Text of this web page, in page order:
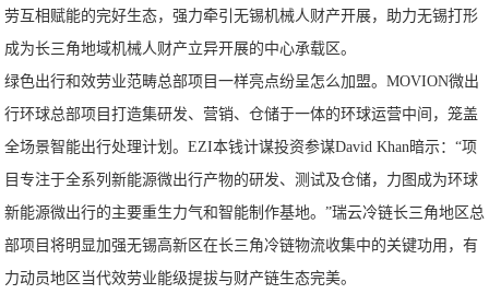
劳互相赋能的完好生态，强力牵引无锡机械人财产开展，助力无锡打形
成为长三角地域机械人财产立异开展的中心承载区。
绿色出行和效劳业范畴总部项目一样亮点纷呈怎么加盟。MOVION微出
行环球总部项目打造集研发、营销、仓储于一体的环球运营中间，笼盖
全场景智能出行处理计划。EZI本钱计谋投资参谋David Khan暗示：“项
目专注于全系列新能源微出行产物的研发、测试及仓储，力图成为环球
新能源微出行的主要重生力气和智能制作基地。”瑞云冷链长三角地区总
部项目将明显加强无锡高新区在长三角冷链物流收集中的关键功用，有
力动员地区当代效劳业能级提拔与财产链生态完美。